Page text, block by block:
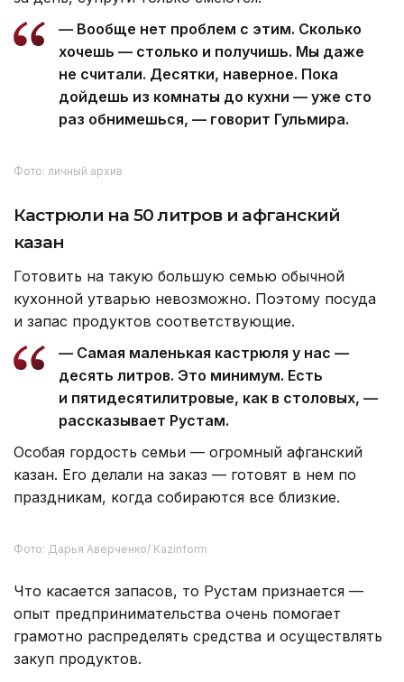
Фото: личный архив
— Спортсменов у нас очень много. Есть
команды, которые представляют
не только город, но и область, и даже
места в области и на республиканских
глава семейства.
за день, супруги только смеются.
— Вообще нет проблем с этим. Сколько
хочешь — столько и получишь. Мы даже
не считали. Десятки, наверное. Пока
дойдешь из комнаты до кухни — уже сто
раз обнимешься, — говорит Гульмира.
Фото: личный архив